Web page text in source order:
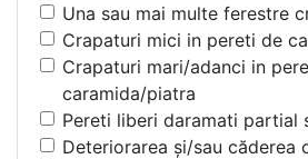
Una sau mai multe ferestre
Crapaturi mici in pereti de
Crapaturi mari/adanci in
caramida/piatra
Pereti liberi daramati partial
Deteriorarea şi/sau căderea